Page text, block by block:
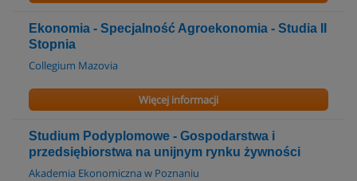
Ekonomia - Specjalność Agroekonomia - Studia II
Stopnia
Collegium Mazovia
Więcej informacji
Studium Podyplomowe - Gospodarstwa i
przedsiębiorstwa na unijnym rynku żywności
Akademia Ekonomiczna w Poznaniu